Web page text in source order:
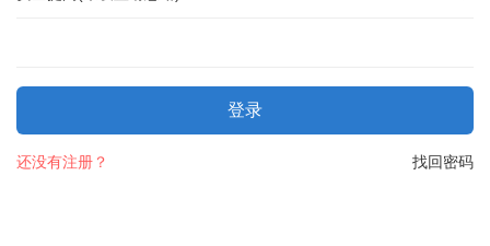
登录
找回密码
还没有注册？